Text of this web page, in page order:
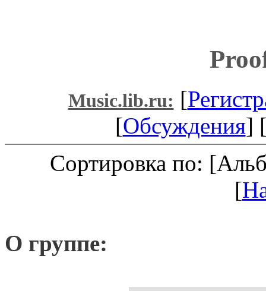
Music.lib.ru: [
[Обсуждения]
Сортировка по:
[
О группе: